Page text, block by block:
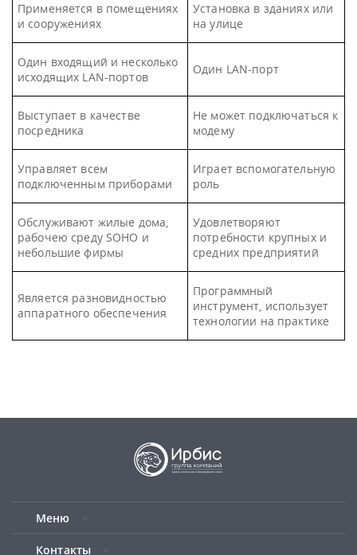
Применяется в помещениях
и сооружениях
Установка в зданиях или
на улице
Один входящий и несколько
исходящих LAN-портов
Один LAN-порт
Выступает в качестве
посредника
Не может подключаться к
модему
Управляет всем
подключенным приборами
Играет вспомогательную
роль
Обслуживают жилые дома,
рабочею среду SOHO и
небольшие фирмы
Удовлетворяют
потребности крупных и
средних предприятий
Является разновидностью
аппаратного обеспечения
Программный
инструмент, использует
технологии на практике
Меню
Контакты